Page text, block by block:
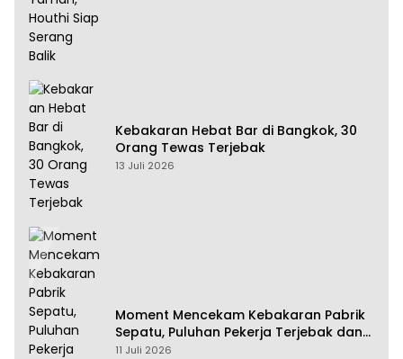
Kebakaran Hebat Bar di Bangkok, 30
Orang Tewas Terjebak
13 Juli 2026
Moment Mencekam Kebakaran Pabrik
Sepatu, Puluhan Pekerja Terjebak dan
28 Orang Tewas
11 Juli 2026